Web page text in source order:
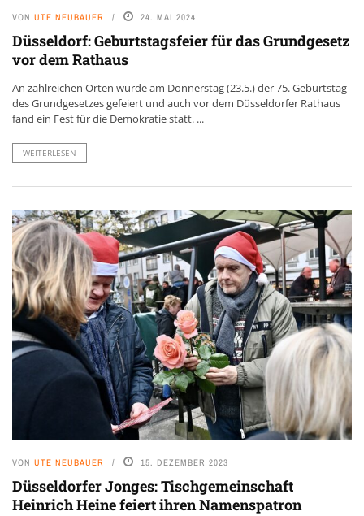
VON UTE NEUBAUER 24. MAI 2024
Düsseldorf: Geburtstagsfeier für das Grundgesetz
vor dem Rathaus
An zahlreichen Orten wurde am Donnerstag (23.5.) der 75. Geburtstag
des Grundgesetzes gefeiert und auch vor dem Düsseldorfer Rathaus
fand ein Fest für die Demokratie statt. ...
WEITERLESEN
VON UTE NEUBAUER 15. DEZEMBER 2023
Düsseldorfer Jonges: Tischgemeinschaft
Heinrich Heine feiert ihren Namenspatron